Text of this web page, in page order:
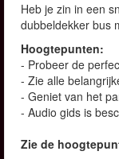
Heb je zin in een
dubbeldekker bus
Hoogtepunten:
- Probeer de
- Zie alle
- Geniet van het
- Audio gids is
Zie de